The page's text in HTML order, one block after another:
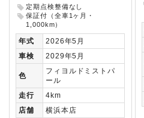
定期点検整備なし
保証付（全車1ヶ月・
1,000km）
年式
2026年5月
車検
2029年5月
色
フィヨルドミストパ
ール
走行
4km
店舗
横浜本店